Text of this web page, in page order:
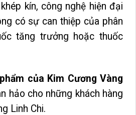
kín, công nghệ hiện đại
có sự can thiệp của phân
tăng trưởng hoặc thuốc
của Kim Cương Vàng
hảo cho những khách hàng
Linh Chi.